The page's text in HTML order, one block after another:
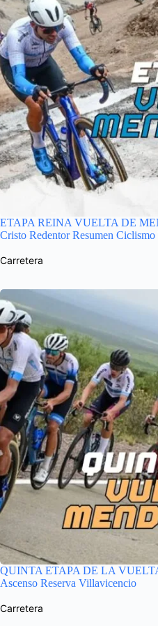
ETAPA REINA VUELTA DE
Cristo Redentor Resumen Ciclismo
Carretera
QUINTA ETAPA DE LA
Ascenso Reserva Villavicencio
Carretera